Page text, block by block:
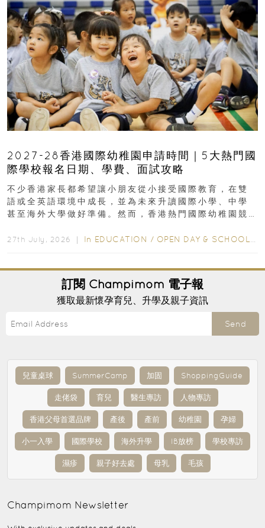
2027-28香港國際幼稚園申請時間｜5大熱門國
際學校報名日期、學費、面試攻略
不少香港家長都希望讓小朋友從小接受國際教育，在雙
語或全英語環境中成長，並為未來升讀國際小學、中學
甚至海外大學做好準備。然而，香港熱門國際幼稚園競
27th July, 2026 ｜ In EDUCATION / OPEN DAY & SCHOOL EVENTS
訂閱 Champimom 電子報
獲取最新懷孕育兒、升學及親子資訊
Send
兒童桌球 SummerCamp 加固 ShoppingGuide
走佬袋 育兒 醫生專訪 人物專訪
香港父母首選品牌 產後 產前 幼稚園 孕婦
小一入學 國際學校 海外升學 IB放榜 學校專訪
濕疹 親子好去處 母乳 毛孩
Champimom Newsletter